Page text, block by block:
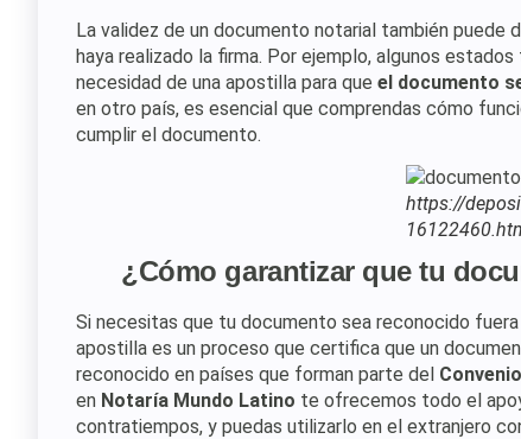
La validez de un documento notarial también puede
haya realizado la firma. Por ejemplo, algunos
necesidad de una apostilla para que el documento
en otro país, es esencial que comprendas cómo
cumplir el documento.
https://
¿Cómo garantizar que tu
Si necesitas que tu documento sea reconocido
apostilla es un proceso que certifica que un
reconocido en países que forman parte del
en Notaría Mundo Latino te ofrecemos todo el
contratiempos, y puedas utilizarlo en el extranjero